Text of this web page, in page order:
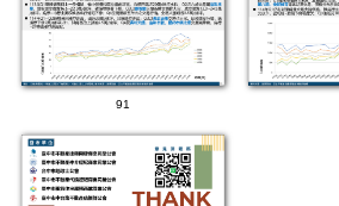
91